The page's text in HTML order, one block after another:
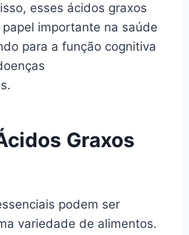
esses ácidos graxos
importante na saúde
para a função cognitiva
Graxos
podem ser
variedade de alimentos.